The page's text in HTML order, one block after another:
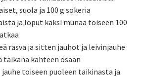
suola ja 100 g sokeria
ja loput kaksi munaa toiseen 100
rasva ja sitten jauhot ja leivinjauhe
taikana kahteen osaan
jauhe toiseen puoleen taikinasta ja